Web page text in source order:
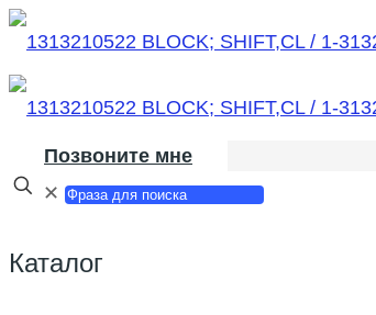
Позвоните мне
✕
Каталог